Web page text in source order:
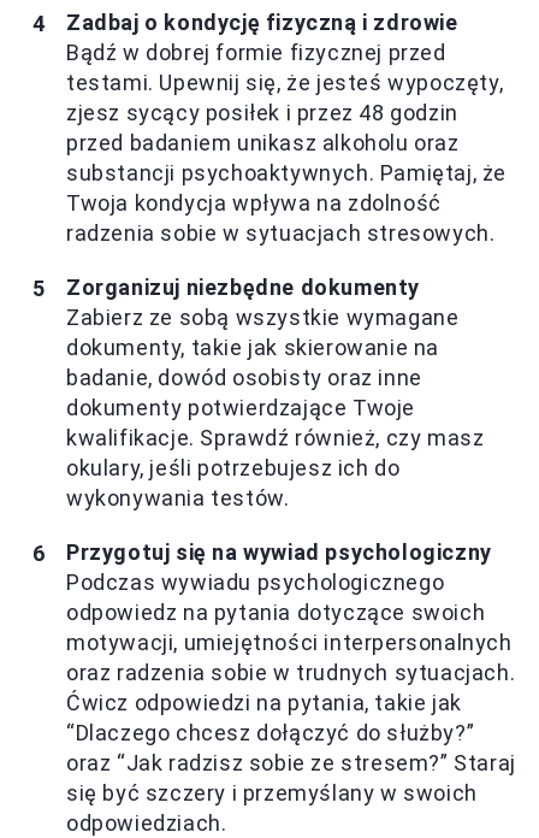
Zadbaj o kondycję fizyczną i zdrowie
Bądź w dobrej formie fizycznej przed
testami. Upewnij się, że jesteś wypoczęty,
zjesz sycący posiłek i przez 48 godzin
przed badaniem unikasz alkoholu oraz
substancji psychoaktywnych. Pamiętaj, że
Twoja kondycja wpływa na zdolność
radzenia sobie w sytuacjach stresowych.
Zorganizuj niezbędne dokumenty
Zabierz ze sobą wszystkie wymagane
dokumenty, takie jak skierowanie na
badanie, dowód osobisty oraz inne
dokumenty potwierdzające Twoje
kwalifikacje. Sprawdź również, czy masz
okulary, jeśli potrzebujesz ich do
wykonywania testów.
Przygotuj się na wywiad psychologiczny
Podczas wywiadu psychologicznego
odpowiedz na pytania dotyczące swoich
motywacji, umiejętności interpersonalnych
oraz radzenia sobie w trudnych sytuacjach.
Ćwicz odpowiedzi na pytania, takie jak
“Dlaczego chcesz dołączyć do służby?”
oraz “Jak radzisz sobie ze stresem?” Staraj
się być szczery i przemyślany w swoich
odpowiedziach.